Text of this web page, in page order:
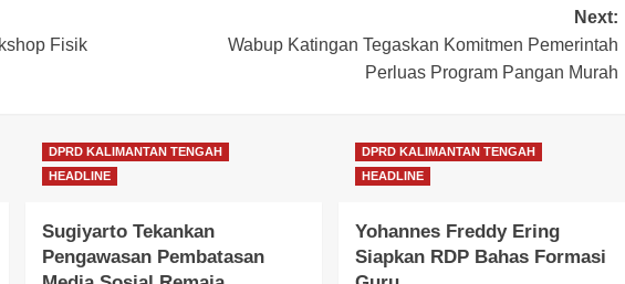
Fisik
Next:
Wabup Katingan Tegaskan Komitmen Pemerintah
Perluas Program Pangan Murah
DPRD KALIMANTAN TENGAH
HEADLINE
Sugiyarto Tekankan
Pengawasan Pembatasan
DPRD KALIMANTAN TENGAH
HEADLINE
Yohannes Freddy Ering
Siapkan RDP Bahas Formasi
KALIMANTAN TENGAH
Polres Gunung Mas Amankan Ibadah
14 Mei 2026